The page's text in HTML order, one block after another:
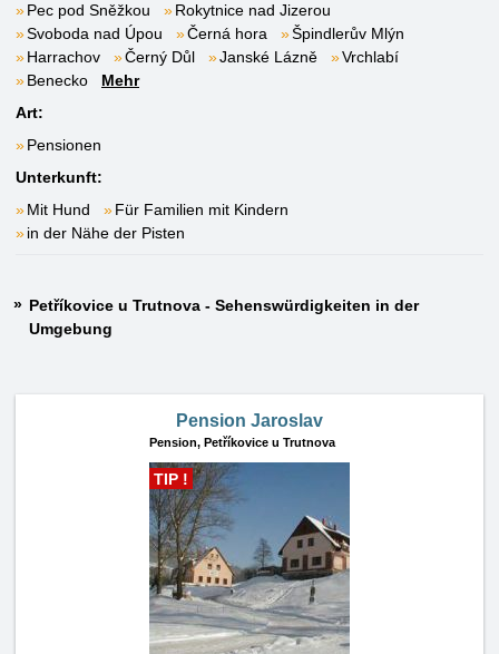
Pec pod Sněžkou
Rokytnice nad Jizerou
Svoboda nad Úpou
Černá hora
Špindlerův Mlýn
Harrachov
Černý Důl Janské Lázně
Vrchlabí
Benecko
Mehr
Art:
Pensionen
Unterkunft:
Mit Hund
Für Familien mit Kindern
in der Nähe der Pisten
Petříkovice u Trutnova - Sehenswürdigkeiten in der
Umgebung
Pension Jaroslav
Pension, Petříkovice u Trutnova
TIP !